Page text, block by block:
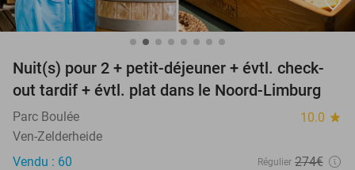
Nuit(s) pour 2 + petit-déjeuner + évtl. check-
out tardif + évtl. plat dans le Noord-Limburg
Parc Boulée 10.0 star
Ven-Zelderheide
Vendu : 60
Régulier 274€